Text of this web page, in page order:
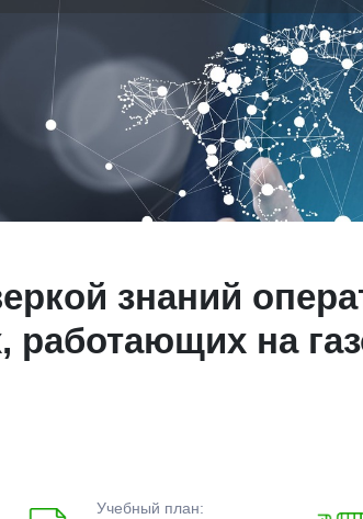
знаний
работающих на
Учебный план: